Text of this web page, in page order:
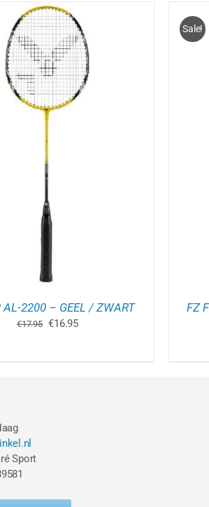
AL-2200 – GEEL / ZWART
€17.95 Oorspronkelijke
€16.95Huidige
Sale!
AAN WINKELWAGEN
DETAILS
FZ
Sport